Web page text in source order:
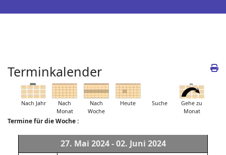
Terminkalender
Nach Jahr
Nach
Monat
Nach
Woche
Heute Suche
Gehe zu
Monat
Termine für die Woche :
27. Mai 2024 - 02. Juni 2024